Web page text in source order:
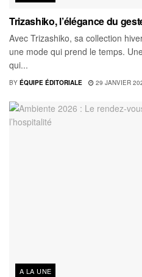
Trizashiko, l’élégance du
Avec Trizashiko, sa collection
une mode qui prend le temps.
qui...
BY ÉQUIPE ÉDITORIALE 29 JANVIER
A LA UNE